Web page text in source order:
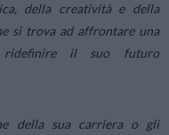
della creatività e della
si trova ad affrontare una
ridefinire il suo futuro
della sua carriera o gli